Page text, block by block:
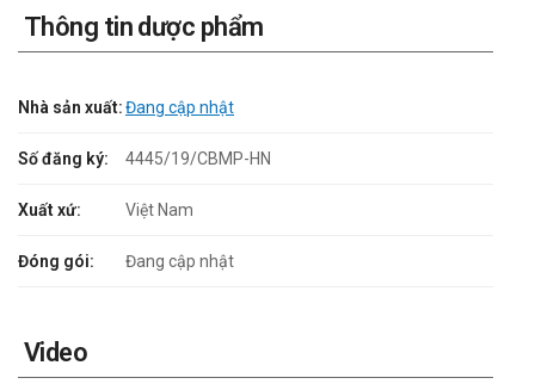
Thông tin dược phẩm
Nhà sản xuất:Đang cập nhật
Số đăng ký: 4445/19/CBMP-HN
Xuất xứ: Việt Nam
Đóng gói: Đang cập nhật
Video